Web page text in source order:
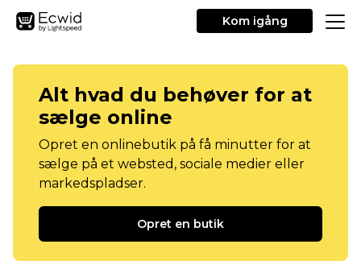
Kom igång
Alt hvad du behøver for at
sælge online
Opret en onlinebutik på få minutter for at
sælge på et websted, sociale medier eller
markedspladser.
Opret en butik